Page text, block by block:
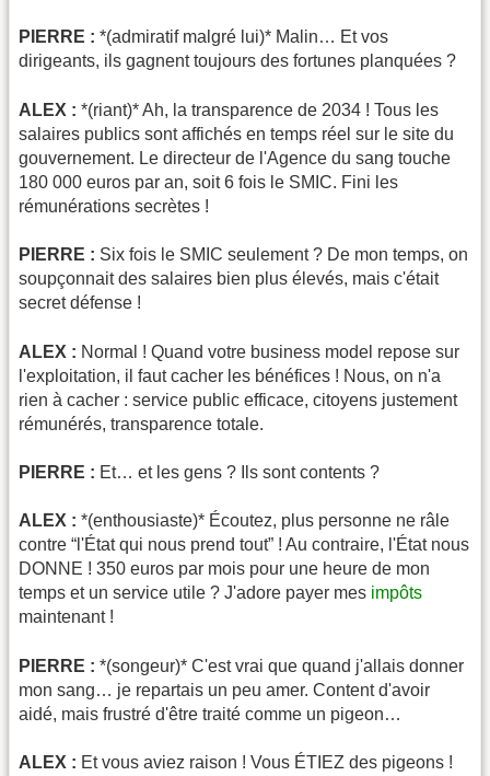
PIERRE : *(admiratif malgré lui)* Malin… Et vos
dirigeants, ils gagnent toujours des fortunes planquées ?
ALEX : *(riant)* Ah, la transparence de 2034 ! Tous les
salaires publics sont affichés en temps réel sur le site du
gouvernement. Le directeur de l'Agence du sang touche
180 000 euros par an, soit 6 fois le SMIC. Fini les
rémunérations secrètes !
PIERRE : Six fois le SMIC seulement ? De mon temps, on
soupçonnait des salaires bien plus élevés, mais c'était
secret défense !
ALEX : Normal ! Quand votre business model repose sur
l'exploitation, il faut cacher les bénéfices ! Nous, on n'a
rien à cacher : service public efficace, citoyens justement
rémunérés, transparence totale.
PIERRE : Et… et les gens ? Ils sont contents ?
ALEX : *(enthousiaste)* Écoutez, plus personne ne râle
contre “l'État qui nous prend tout” ! Au contraire, l'État nous
DONNE ! 350 euros par mois pour une heure de mon
temps et un service utile ? J'adore payer mes impôts
maintenant !
PIERRE : *(songeur)* C'est vrai que quand j'allais donner
mon sang… je repartais un peu amer. Content d'avoir
aidé, mais frustré d'être traité comme un pigeon…
ALEX : Et vous aviez raison ! Vous ÉTIEZ des pigeons !